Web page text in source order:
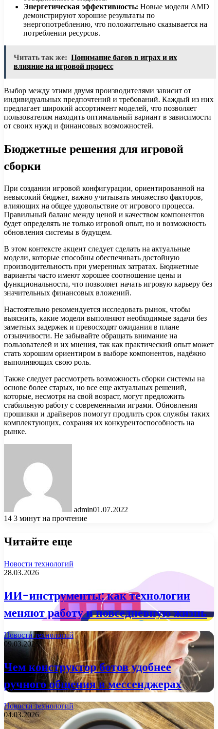
Энергетическая эффективность: Новые модели AMD
демонстрируют хорошие результаты по
энергопотреблению, что положительно сказывается на
потреблении ресурсов.
Читать так же: Понимание багов в играх и их
влияние на игровой процесс
Выбор между этими двумя производителями зависит от
индивидуальных предпочтений и требований. Каждый из них
предлагает широкий ассортимент моделей, что позволяет
пользователям находить оптимальный вариант в зависимости
от своих нужд и финансовых возможностей.
Бюджетные решения для игровой
сборки
При создании игровой конфигурации, ориентированной на
невысокий бюджет, важно учитывать множество факторов,
влияющих на общее удовольствие от игрового процесса.
Правильный баланс между ценой и качеством компонентов
будет определять не только игровой опыт, но и возможность
обновления системы в будущем.
В этом контексте акцент следует сделать на актуальные
модели, которые способны обеспечивать достойную
производительность при умеренных затратах. Бюджетные
варианты часто имеют хорошее соотношение цены и
функциональности, что позволяет начать игровую карьеру без
значительных финансовых вложений.
Настоятельно рекомендуется исследовать рынок, чтобы
выяснить, какие модели выполняют необходимые задачи без
заметных задержек и превосходят ожидания в плане
отзывчивости. Не забывайте обращать внимание на
пользователей и их мнения, так как практический опыт может
стать хорошим ориентиром в выборе компонентов, надёжно
выполняющих свою роль.
Также следует рассмотреть возможность сборки системы на
основе более старых, но все еще актуальных решений,
которые, несмотря на свой возраст, могут предложить
стабильную работу с современными играми. Обновления
прошивки и драйверов помогут продлить срок службы таких
комплектующих, сохраняя их конкурентоспособность на
рынке.
admin01.07.2022
14 3 минут на прочтение
Читайте еще
Новости технологий
28.03.2026
ИИ-инструменты: как технологии
меняют работу и повседневную жизнь
Новости технологий
09.03.2026
Чем конструктор ботов удобнее
ручного общения в мессенджерах
Новости технологий
04.03.2026